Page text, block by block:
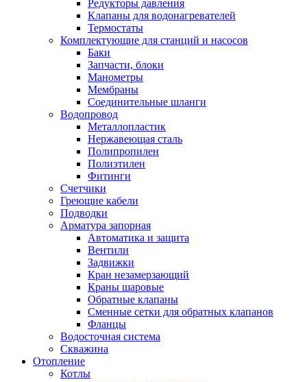
Обмен и возврат товара
Вакансии
Редукторы давления
Клапаны для водонагревателей
Термостаты
Комплектующие для станций и насосов
Баки
Запчасти, блоки
Манометры
Мембраны
Соединительные шланги
Водопровод
Металлопластик
Нержавеющая сталь
Полипропилен
Полиэтилен
Фитинги
Счетчики
Греющие кабели
Подводки
Арматура запорная
Автоматика и защита
Вентили
Задвижки
Кран незамерзающий
Краны шаровые
Обратные клапаны
Сменные сетки для обратных клапанов
Фланцы
Водосточная система
Скважина
Отопление
Котлы